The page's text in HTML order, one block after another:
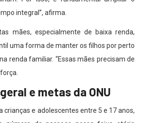
integral”, afirma.
mães, especialmente de baixa renda,
uma forma de manter os filhos por perto
renda familiar. “Essas mães precisam de
e metas da ONU
crianças e adolescentes entre 5 e 17 anos,